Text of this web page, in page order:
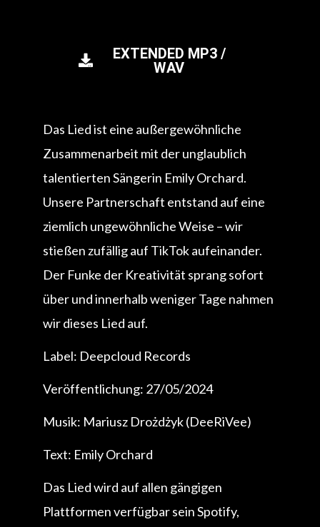
EXTENDED MP3 /
WAV
Das Lied ist eine außergewöhnliche
Zusammenarbeit mit der unglaublich
talentierten Sängerin Emily Orchard.
Unsere Partnerschaft entstand auf eine
ziemlich ungewöhnliche Weise – wir
stießen zufällig auf TikTok aufeinander.
Der Funke der Kreativität sprang sofort
über und innerhalb weniger Tage nahmen
wir dieses Lied auf.
Label: Deepcloud Records
Veröffentlichung: 27/05/2024
Musik: Mariusz Drożdżyk (DeeRiVee)
Text: Emily Orchard
Das Lied wird auf allen gängigen
Plattformen verfügbar sein Spotify,